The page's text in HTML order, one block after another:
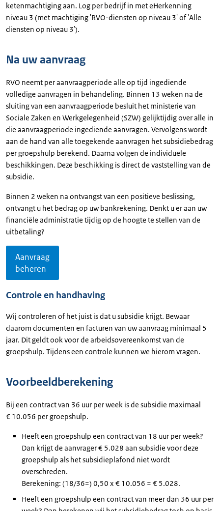
ketenmachtiging aan. Log per bedrijf in met eHerkenning
niveau 3 (met machtiging 'RVO-diensten op niveau 3' of 'Alle
diensten op niveau 3').
Na uw aanvraag
RVO neemt per aanvraagperiode alle op tijd ingediende
volledige aanvragen in behandeling. Binnen 13 weken na de
sluiting van een aanvraagperiode besluit het ministerie van
Sociale Zaken en Werkgelegenheid (SZW) gelijktijdig over alle in
die aanvraagperiode ingediende aanvragen. Vervolgens wordt
aan de hand van alle toegekende aanvragen het subsidiebedrag
per groepshulp berekend. Daarna volgen de individuele
beschikkingen. Deze beschikking is direct de vaststelling van de
subsidie.
Binnen 2 weken na ontvangst van een positieve beslissing,
ontvangt u het bedrag op uw bankrekening. Denkt u er aan uw
financiële administratie tijdig op de hoogte te stellen van de
uitbetaling?
Aanvraag
beheren
Controle en handhaving
Wij controleren of het juist is dat u subsidie krijgt. Bewaar
daarom documenten en facturen van uw aanvraag minimaal 5
jaar. Dit geldt ook voor de arbeidsovereenkomst van de
groepshulp. Tijdens een controle kunnen we hierom vragen.
Voorbeeldberekening
Bij een contract van 36 uur per week is de subsidie maximaal
€ 10.056 per groepshulp.
Heeft een groepshulp een contract van 18 uur per week?
Dan krijgt de aanvrager € 5.028 aan subsidie voor deze
groepshulp als het subsidieplafond niet wordt
overschreden.
Berekening: (18/36=) 0,50 x € 10.056 = € 5.028.
Heeft een groepshulp een contract van meer dan 36 uur per